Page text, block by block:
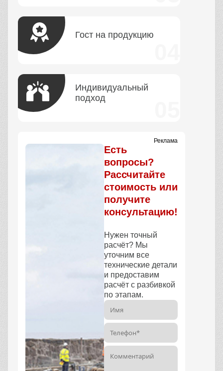
Гост на продукцию
Индивидуальный
подход
Реклама
Есть
вопросы?
Рассчитайте
стоимость или
получите
консультацию!
Нужен точный
расчёт? Мы
уточним все
технические детали
и предоставим
расчёт с разбивкой
по этапам.